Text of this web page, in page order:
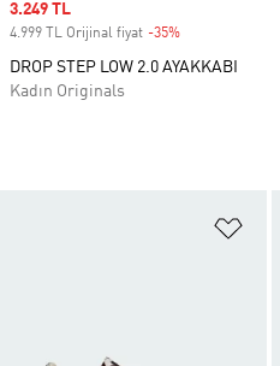
Sale price
3.249 TL
4.999 TL Orijinal fiyat -35%
DROP STEP LOW 2.0 AYAKKABI
Kadın Originals